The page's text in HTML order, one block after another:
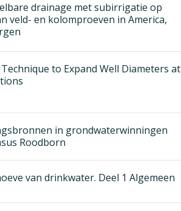
drainage met subirrigatie op
veld- en kolomproeven in America,
to Expand Well Diameters at
in grondwaterwinningen
Roodborn
van drinkwater. Deel 1 Algemeen